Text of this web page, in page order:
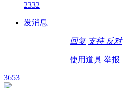
2332
发消息
回复 支持 反对
使用道具 举报
3653